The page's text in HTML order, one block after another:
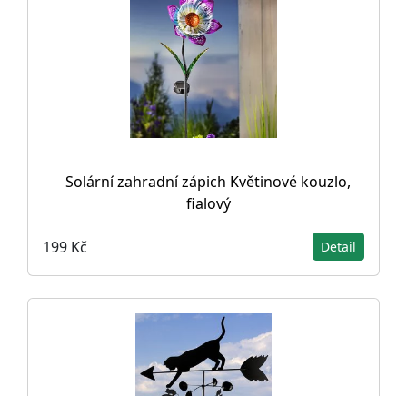
Solární zahradní zápich Květinové kouzlo,
fialový
199 Kč Detail